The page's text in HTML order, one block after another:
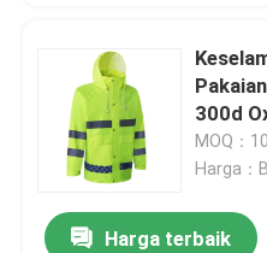
300d
MOQ：
Harga：
Harga terbaik